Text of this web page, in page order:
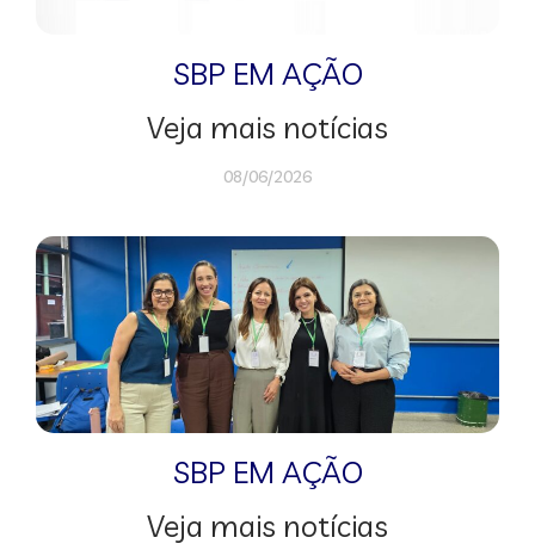
SBP EM AÇÃO
Veja mais notícias
08/06/2026
SBP EM AÇÃO
Veja mais notícias